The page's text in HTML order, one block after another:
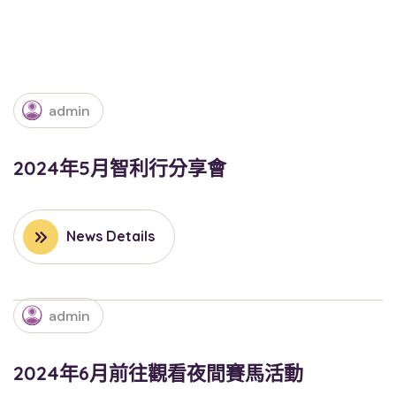
admin
2024年5月智利行分享會
News Details
admin
2024年6月前往觀看夜間賽馬活動